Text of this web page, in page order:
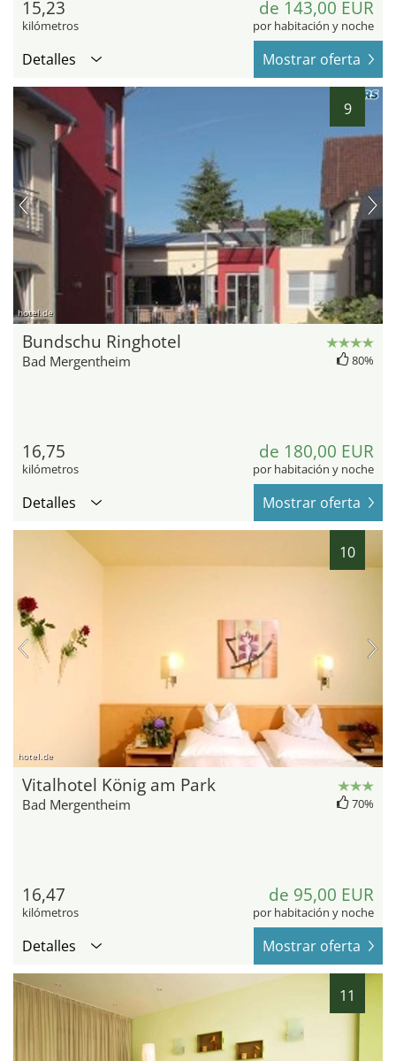
15,23
kilómetros
de 143,00 EUR
por habitación y noche
Detalles Mostrar oferta
9
hotel.de
Bundschu Ringhotel
Bad Mergentheim 80%
16,75
kilómetros
de 180,00 EUR
por habitación y noche
Detalles Mostrar oferta
10
hotel.de
Vitalhotel König am Park
Bad Mergentheim 70%
16,47
kilómetros
de 95,00 EUR
por habitación y noche
Detalles Mostrar oferta
11